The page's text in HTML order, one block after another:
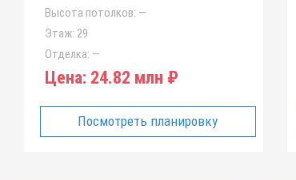
Высота потолков: —
Этаж: 29
Отделка: —
Цена: 24.82 млн ₽
Посмотреть планировку